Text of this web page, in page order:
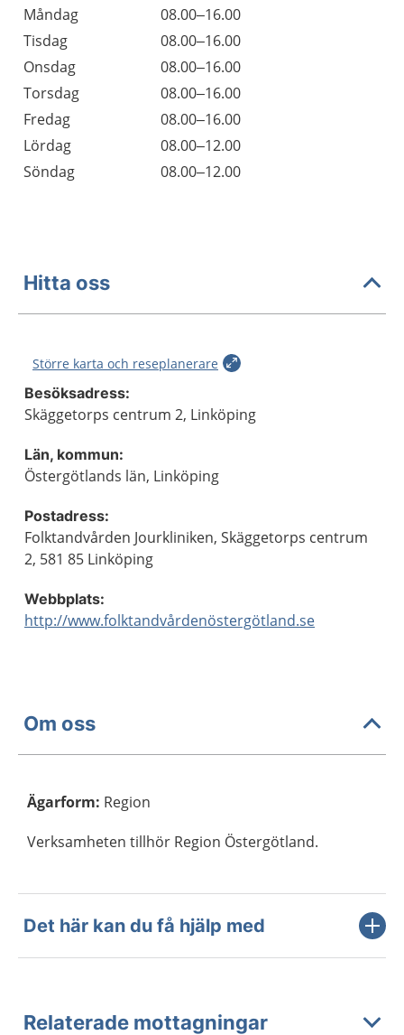
Dag
Öppettider
Kommentarer
Måndag
08.00–16.00
Tisdag
08.00–16.00
Onsdag
08.00–16.00
Torsdag
08.00–16.00
Fredag
08.00–16.00
Lördag
08.00–12.00
Söndag
08.00–12.00
Hitta oss
Större karta och reseplanerare
Besöksadress:
Skäggetorps centrum 2, Linköping
Län, kommun:
Östergötlands län, Linköping
Postadress:
Folktandvården Jourkliniken, Skäggetorps centrum
2, 581 85 Linköping
Webbplats:
http://www.folktandvårdenöstergötland.se
Om oss
Ägarform: Region
Verksamheten tillhör Region Östergötland.
Det här kan du få hjälp med
Relaterade mottagningar